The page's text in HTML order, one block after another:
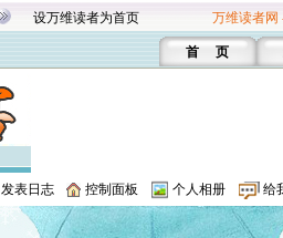
设万维读者为首页 万维读者网
首 页
发表日志 控制面板 个人相册 给